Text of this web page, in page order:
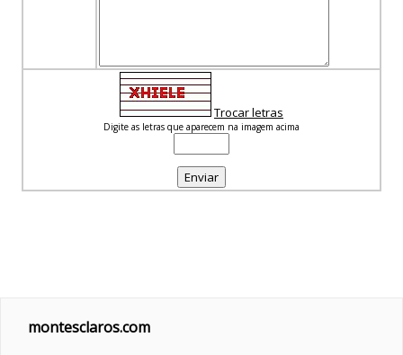
Trocar letras
Digite as letras que aparecem na imagem acima
montesclaros.com